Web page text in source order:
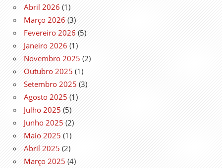
Abril 2026 (1)
Março 2026 (3)
Fevereiro 2026 (5)
Janeiro 2026 (1)
Novembro 2025 (2)
Outubro 2025 (1)
Setembro 2025 (3)
Agosto 2025 (1)
Julho 2025 (5)
Junho 2025 (2)
Maio 2025 (1)
Abril 2025 (2)
Março 2025 (4)